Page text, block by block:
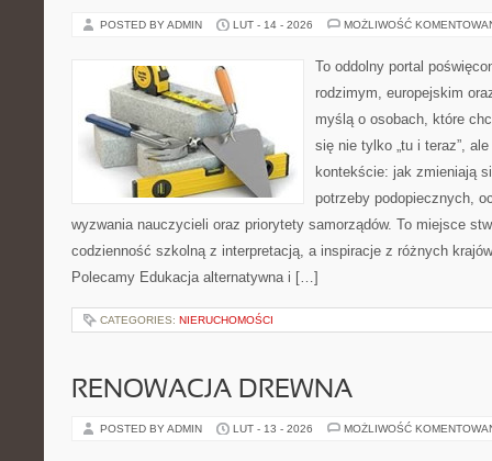
POSTED BY ADMIN LUT - 14 - 2026 MOŻLIWOŚĆ
To oddolny portal
rodzimym, europejskim
myślą o osobach, które
się nie tylko „tu i teraz”,
kontekście: jak zmieniają
potrzeby podopiecznych,
wyzwania nauczycieli oraz priorytety samorządów. To miejsce
codzienność szkolną z interpretacją, a inspiracje z różnych
Polecamy Edukacja alternatywna i […]
CATEGORIES: NIERUCHOMOŚCI
RENOWACJA DREWNA
POSTED BY ADMIN LUT - 13 - 2026 MOŻLIWOŚĆ